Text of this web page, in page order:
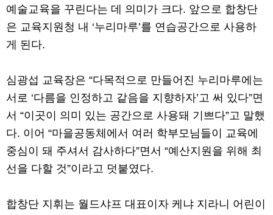
예술교육을 꾸린다는 데 의미가 크다. 앞으로 합창단
은 교육지원청 내 ‘누리마루’를 연습공간으로 사용하
게 된다.
심광섭 교육장은 “다목적으로 만들어진 누리마루에는
서로 ‘다름을 인정하고 같음을 지향하자’고 써 있다”면
서 “이곳이 의미 있는 공간으로 사용돼 기쁘다”고 말했
다. 이어 “마을공동체에서 여러 학부모님들이 교육에
중심이 돼 주셔서 감사하다”면서 “예산지원을 위해 최
선을 다할 것”이라고 덧붙였다.
합창단 지휘는 월드샤프 대표이자 케냐 지라니 어린이